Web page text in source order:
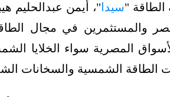
الطاقة "سيدا "، أيمن عبدالحليم
في مجال الطاقة
المصرية سواء الخلايا
الطاقة الشمسية والسخانات